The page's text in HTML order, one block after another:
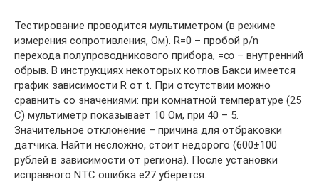
Тестирование проводится мультиметром (в режиме
измерения сопротивления, Ом). R=0 – пробой p/n
перехода полупроводникового прибора, =∞ – внутренний
обрыв. В инструкциях некоторых котлов Бакси имеется
график зависимости R от t. При отсутствии можно
сравнить со значениями: при комнатной температуре (25
С) мультиметр показывает 10 Ом, при 40 – 5.
Значительное отклонение – причина для отбраковки
датчика. Найти несложно, стоит недорого (600±100
рублей в зависимости от региона). После установки
исправного NTC ошибка е27 уберется.